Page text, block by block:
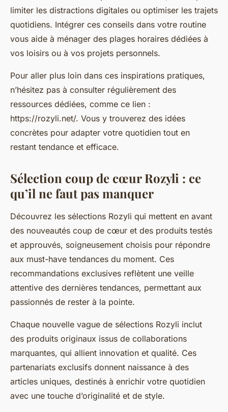
limiter les distractions digitales ou optimiser les trajets
quotidiens. Intégrer ces conseils dans votre routine
vous aide à ménager des plages horaires dédiées à
vos loisirs ou à vos projets personnels.
Pour aller plus loin dans ces inspirations pratiques,
n’hésitez pas à consulter régulièrement des
ressources dédiées, comme ce lien :
https://rozyli.net/. Vous y trouverez des idées
concrètes pour adapter votre quotidien tout en
restant tendance et efficace.
Sélection coup de cœur Rozyli : ce
qu’il ne faut pas manquer
Découvrez les sélections Rozyli qui mettent en avant
des nouveautés coup de cœur et des produits testés
et approuvés, soigneusement choisis pour répondre
aux must-have tendances du moment. Ces
recommandations exclusives reflètent une veille
attentive des dernières tendances, permettant aux
passionnés de rester à la pointe.
Chaque nouvelle vague de sélections Rozyli inclut
des produits originaux issus de collaborations
marquantes, qui allient innovation et qualité. Ces
partenariats exclusifs donnent naissance à des
articles uniques, destinés à enrichir votre quotidien
avec une touche d’originalité et de style.